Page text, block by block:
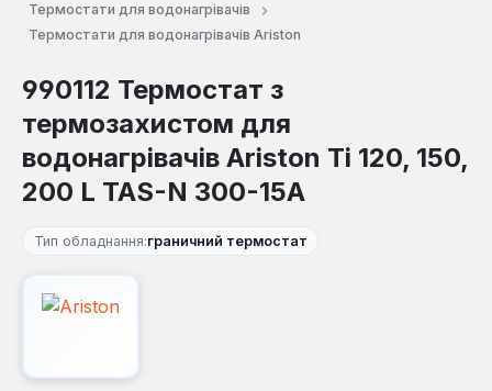
Термостати для водонагрівачів
Термостати для водонагрівачів Ariston
990112 Термостат з
термозахистом для
водонагрівачів Ariston Ti 120, 150,
200 L TAS-N 300-15A
Тип обладнання:граничний термостат